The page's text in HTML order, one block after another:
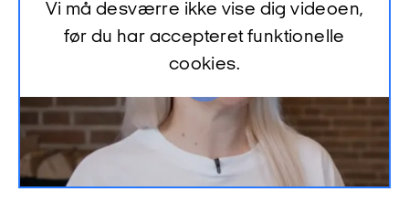
Vi må desværre ikke vise dig videoen,
før du har accepteret funktionelle
cookies.